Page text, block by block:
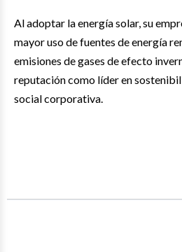
Al adoptar la energía solar, su
mayor uso de fuentes de energía
emisiones de gases de efecto
reputación como líder en
social corporativa.